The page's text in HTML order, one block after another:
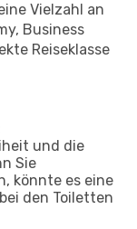
Vielzahl an
Business
Reiseklasse
und die
Sie
könnte es eine
den Toiletten